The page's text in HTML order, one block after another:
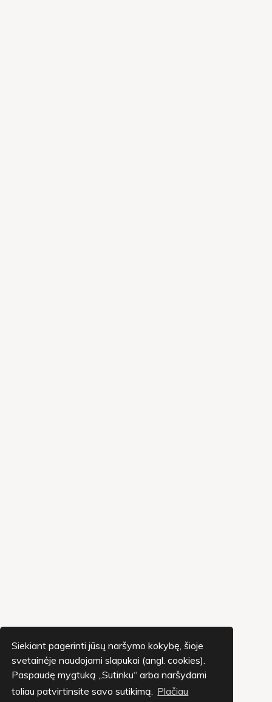
Siekiant pagerinti jūsų naršymo kokybę, šioje
svetainėje naudojami slapukai (angl. cookies).
Paspaudę mygtuką „Sutinku“ arba naršydami
toliau patvirtinsite savo sutikimą. Plačiau